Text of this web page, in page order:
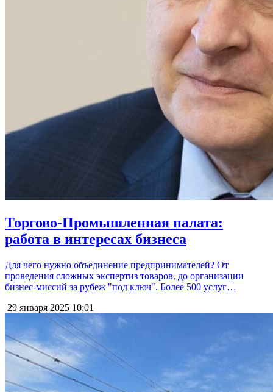
Торгово-Промышленная палата:
работа в интересах бизнеса
Для чего нужно объединение предпринимателей? От
проведения сложных экспертиз товаров, до организации
бизнес-миссий за рубеж "под ключ". Более 500 услуг…
29 января 2025 10:01